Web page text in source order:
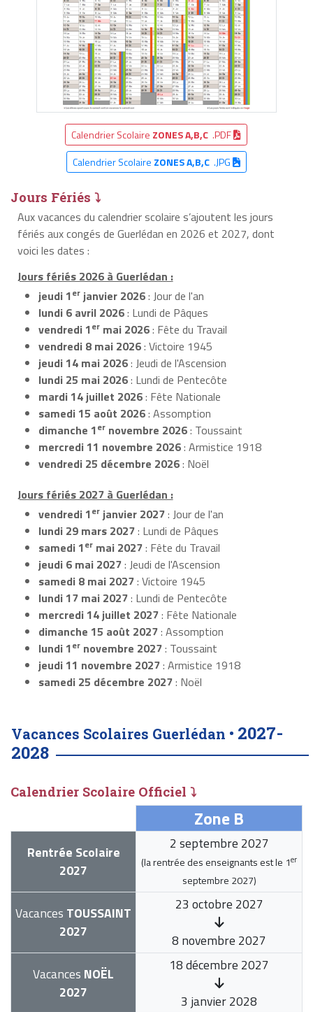
Calendrier Scolaire ZONES A,B,C .PDF
Calendrier Scolaire ZONES A,B,C.JPG
Jours Fériés ⤵
Aux vacances du calendrier scolaire s’ajoutent les jours
fériés aux congés de Guerlédan en 2026 et 2027, dont
voici les dates :
Jours fériés 2026 à Guerlédan :
jeudi 1er janvier 2026: Jour de l'an
lundi 6 avril 2026: Lundi de Pâques
vendredi 1er mai 2026: Fête du Travail
vendredi 8 mai 2026: Victoire 1945
jeudi 14 mai 2026: Jeudi de l'Ascension
lundi 25 mai 2026: Lundi de Pentecôte
mardi 14 juillet 2026: Fête Nationale
samedi 15 août 2026: Assomption
dimanche 1er novembre 2026: Toussaint
mercredi 11 novembre 2026: Armistice 1918
vendredi 25 décembre 2026: Noël
Jours fériés 2027 à Guerlédan :
vendredi 1er janvier 2027: Jour de l'an
lundi 29 mars 2027: Lundi de Pâques
samedi 1er mai 2027: Fête du Travail
jeudi 6 mai 2027: Jeudi de l'Ascension
samedi 8 mai 2027: Victoire 1945
lundi 17 mai 2027: Lundi de Pentecôte
mercredi 14 juillet 2027: Fête Nationale
dimanche 15 août 2027: Assomption
lundi 1er novembre 2027: Toussaint
jeudi 11 novembre 2027: Armistice 1918
samedi 25 décembre 2027: Noël
Vacances Scolaires Guerlédan • 2027-
2028
Calendrier Scolaire Officiel ⤵
Zone B
Rentrée Scolaire
2027
2 septembre 2027
(la rentrée des enseignants est le 1er
septembre 2027)
Vacances TOUSSAINT
2027
23 octobre 2027
8 novembre 2027
Vacances NOËL
2027
18 décembre 2027
3 janvier 2028